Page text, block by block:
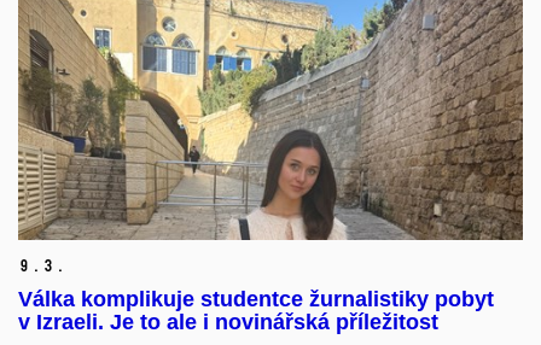
9. 3.
Válka komplikuje studentce žurnalistiky pobyt
v Izraeli. Je to ale i novinářská příležitost